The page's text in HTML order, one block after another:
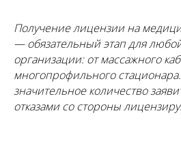
Получение лицензии на
— обязательный этап для
организации: от массажного
многопрофильного
значительное количество
отказами со стороны